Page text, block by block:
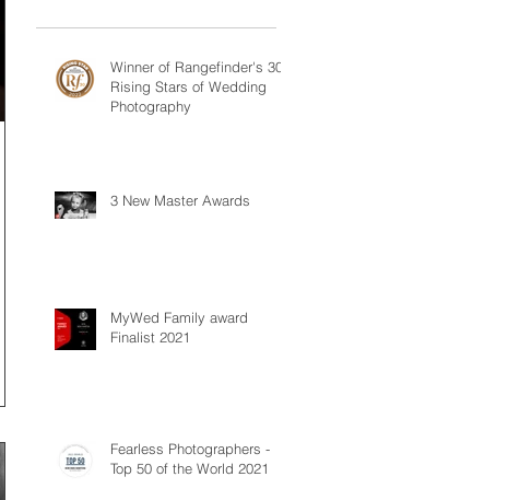
Winner of Rangefinder's 30
Rising Stars of Wedding
Photography
3 New Master Awards
MyWed Family award
Finalist 2021
Fearless Photographers -
Top 50 of the World 2021